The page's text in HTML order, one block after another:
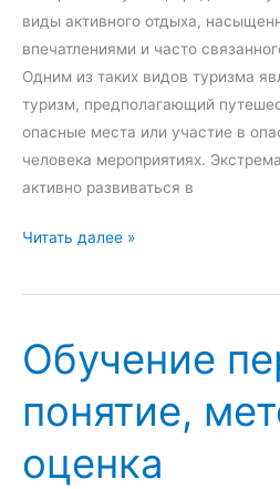
в
с
о
н
ы
е
о
с
виды активного отдыха,
впечатлениями и часто
Одним из таких видов туризма
туризм, предполагающий
опасные места или участие в
человека мероприятиях.
активно развиваться в
Э
с
р
е
м
а
л
Читать далее »
Обучение
понятие,
оценка